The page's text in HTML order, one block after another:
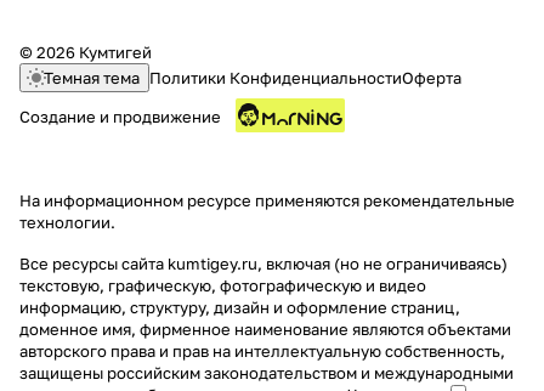
© 2026 Кумтигей
Темная тема Политики КонфиденциальностиОферта
Создание и продвижение
На информационном ресурсе применяются рекомендательные
технологии.
Все ресурсы сайта kumtigey.ru, включая (но не ограничиваясь)
текстовую, графическую, фотографическую и видео
информацию, структуру, дизайн и оформление страниц,
доменное имя, фирменное наименование являются объектами
авторского права и прав на интеллектуальную собственность,
защищены российским законодательством и международными